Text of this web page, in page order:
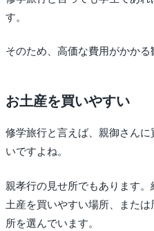
す。
そのため、高価な費用がかかる
お土産を買いやすい
修学旅行と言えば、親御さん
いですよね。
親孝行の見せ所でもあります
土産を買いやすい場所、また
所を選んでいます。